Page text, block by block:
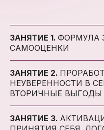
ЗАНЯТИЕ 1. ФОРМУЛА
САМООЦЕНКИ
ЗАНЯТИЕ 2.
НЕУВЕРЕННОСТИ В
ВТОРИЧНЫЕ ВЫГОДЫ
ЗАНЯТИЕ 3.
С МОМЕНТА ЗАВЕРШЕНИЯ
ПРОГРАММЫ ИЛИ
ДОСТУП С
ПАКЕТОМ УЧАСТИЯ
90 ДНЕЙ
К КУРСУ